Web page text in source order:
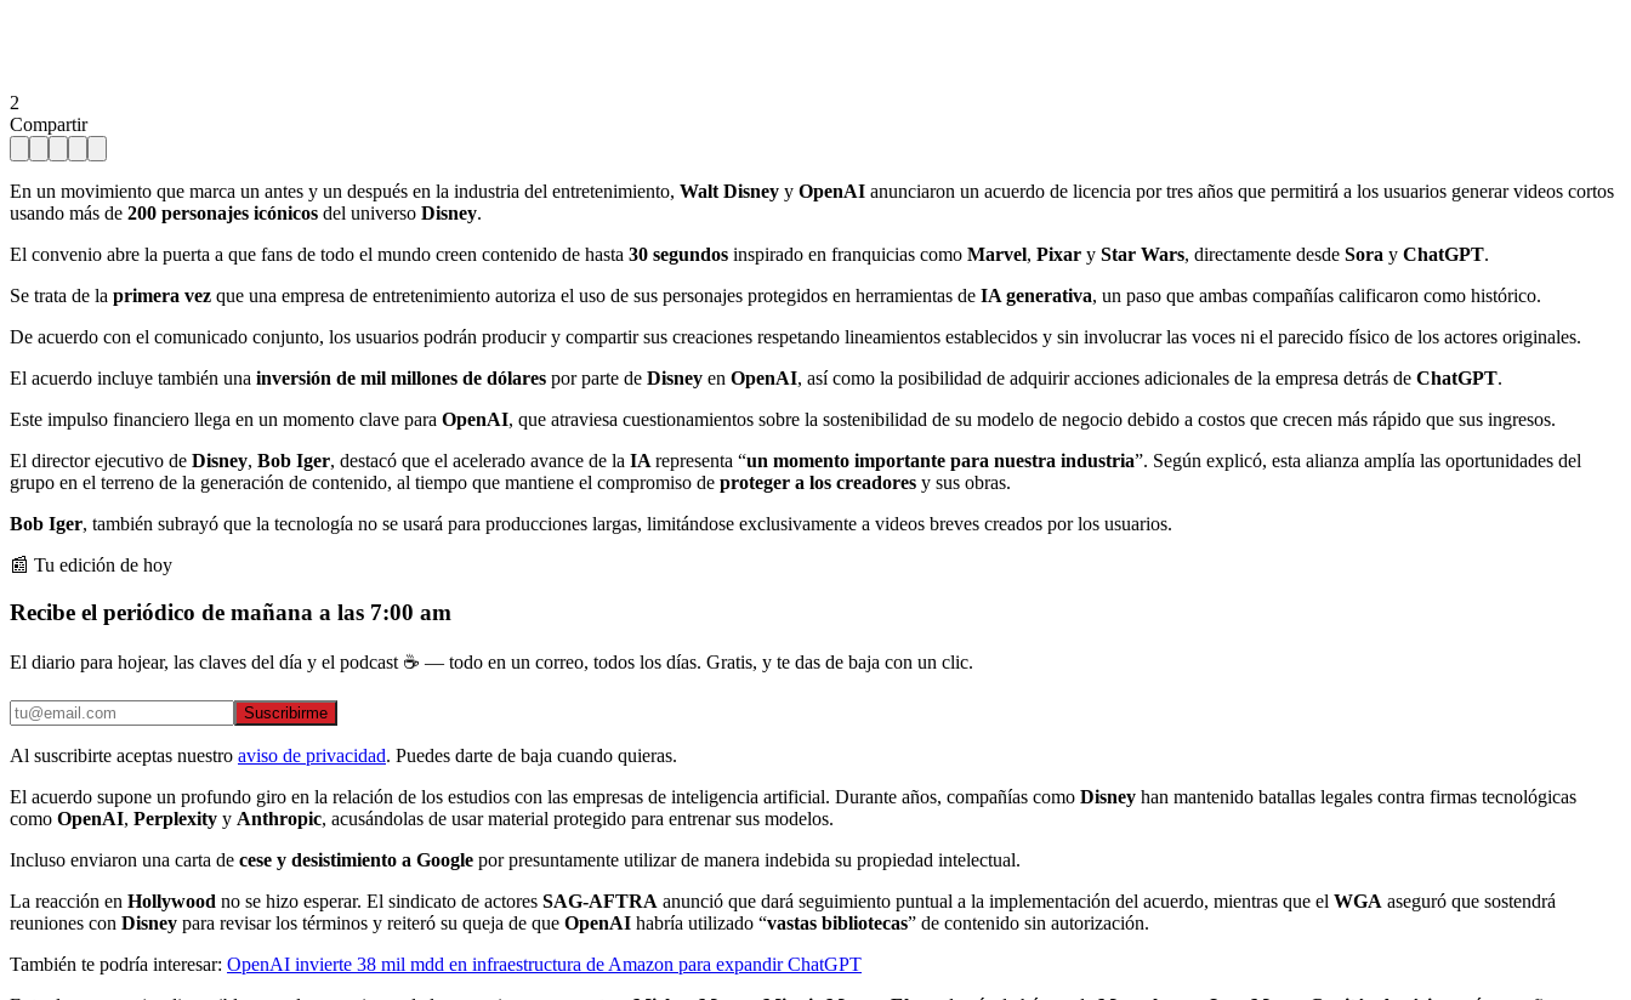
2
Compartir
En un movimiento que marca un antes y un después en la industria del entretenimiento, Walt Disney y OpenAI anunciaron un acuerdo de licencia por tres años que permitirá a los usuarios generar videos cortos
usando más de 200 personajes icónicos del universo Disney.
El convenio abre la puerta a que fans de todo el mundo creen contenido de hasta 30 segundos inspirado en franquicias como Marvel, Pixar y Star Wars, directamente desde Sora y ChatGPT.
Se trata de la primera vez que una empresa de entretenimiento autoriza el uso de sus personajes protegidos en herramientas de IA generativa, un paso que ambas compañías calificaron como histórico.
De acuerdo con el comunicado conjunto, los usuarios podrán producir y compartir sus creaciones respetando lineamientos establecidos y sin involucrar las voces ni el parecido físico de los actores originales.
El acuerdo incluye también una inversión de mil millones de dólares por parte de Disney en OpenAI, así como la posibilidad de adquirir acciones adicionales de la empresa detrás de ChatGPT.
Este impulso financiero llega en un momento clave para OpenAI, que atraviesa cuestionamientos sobre la sostenibilidad de su modelo de negocio debido a costos que crecen más rápido que sus ingresos.
El director ejecutivo de Disney, Bob Iger, destacó que el acelerado avance de la IA representa “un momento importante para nuestra industria”. Según explicó, esta alianza amplía las oportunidades del
grupo en el terreno de la generación de contenido, al tiempo que mantiene el compromiso de proteger a los creadores y sus obras.
Bob Iger, también subrayó que la tecnología no se usará para producciones largas, limitándose exclusivamente a videos breves creados por los usuarios.
📰 Tu edición de hoy
Recibe el periódico de mañana a las 7:00 am
El diario para hojear, las claves del día y el podcast ☕ — todo en un correo, todos los días. Gratis, y te das de baja con un clic.
Suscribirme
Al suscribirte aceptas nuestro aviso de privacidad. Puedes darte de baja cuando quieras.
El acuerdo supone un profundo giro en la relación de los estudios con las empresas de inteligencia artificial. Durante años, compañías como Disney han mantenido batallas legales contra firmas tecnológicas
como OpenAI, Perplexity y Anthropic, acusándolas de usar material protegido para entrenar sus modelos.
Incluso enviaron una carta de cese y desistimiento a Google por presuntamente utilizar de manera indebida su propiedad intelectual.
La reacción en Hollywood no se hizo esperar. El sindicato de actores SAG-AFTRA anunció que dará seguimiento puntual a la implementación del acuerdo, mientras que el WGA aseguró que sostendrá
reuniones con Disney para revisar los términos y reiteró su queja de que OpenAI habría utilizado “vastas bibliotecas” de contenido sin autorización.
También te podría interesar: OpenAI invierte 38 mil mdd en infraestructura de Amazon para expandir ChatGPT